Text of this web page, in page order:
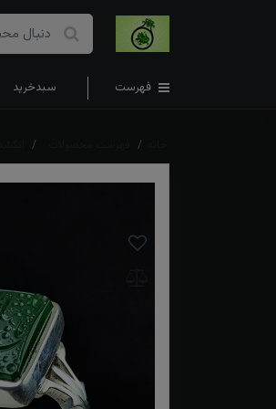
فهرست سبدخرید